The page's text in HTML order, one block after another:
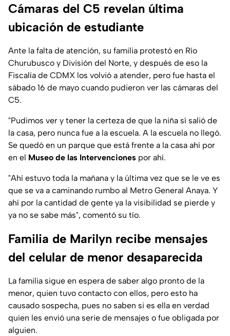
Cámaras del C5 revelan última
ubicación de estudiante
Ante la falta de atención, su familia protestó en Río
Churubusco y División del Norte, y después de eso la
Fiscalía de CDMX los volvió a atender, pero fue hasta el
sábado 16 de mayo cuando pudieron ver las cámaras del
C5.
"Pudimos ver y tener la certeza de que la niña sí salió de
la casa, pero nunca fue a la escuela. A la escuela no llegó.
Se quedó en un parque que está frente a la casa ahí por
en el Museo de las Intervenciones por ahí.
"Ahí estuvo toda la mañana y la última vez que se le ve es
que se va a caminando rumbo al Metro General Anaya. Y
ahí por la cantidad de gente ya la visibilidad se pierde y
ya no se sabe más", comentó su tío.
Familia de Marilyn recibe mensajes
del celular de menor desaparecida
La familia sigue en espera de saber algo pronto de la
menor, quien tuvo contacto con ellos, pero esto ha
causado sospecha, pues no saben si es ella en verdad
quien les envió una serie de mensajes o fue obligada por
alguien.